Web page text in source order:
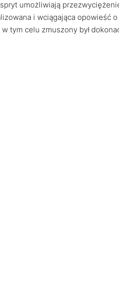
spryt umożliwiają
i wciągająca opowieść
tym celu zmuszony był